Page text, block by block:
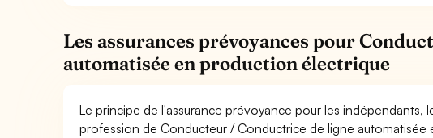
Les assurances prévoyances pour
automatisée en production électrique
Le principe de l'assurance prévoyance pour les indépendants,
profession de Conducteur / Conductrice de ligne